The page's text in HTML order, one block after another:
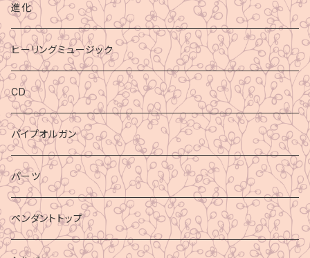
進化
ヒーリングミュージック
CD
パイプオルガン
パーツ
ペンダントトップ